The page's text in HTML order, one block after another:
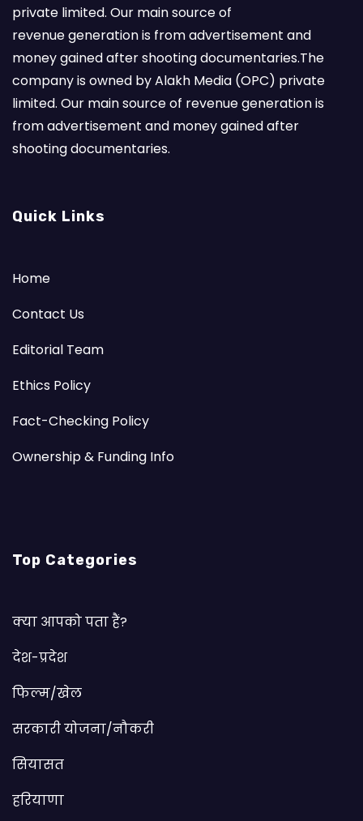
private limited. Our main source of
revenue generation is from advertisement and
money gained after shooting documentaries.The
company is owned by Alakh Media (OPC) private
limited. Our main source of revenue generation is
from advertisement and money gained after
shooting documentaries.
Quick Links
Home
Contact Us
Editorial Team
Ethics Policy
Fact-Checking Policy
Ownership & Funding Info
Top Categories
क्या आपको पता हैं?
देश-प्रदेश
फिल्म/खेल
सरकारी योजना/नौकरी
सियासत
हरियाणा